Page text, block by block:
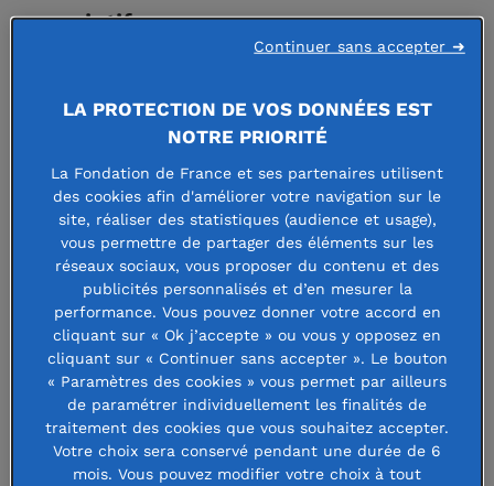
associatif.
des associations (RNMA) et Hexopée viennent de publier les
résultats de leur deuxième enquête sur la santé financière
des associations menée en septembre*. Comment la
situation a-t-elle évolué depuis la première étude réalisée
Au début de l’année, les associations attendaient encore
des réponses sur leurs financements, mais nos nouvelles
données de septembre confirment une tendance claire : les
financements diminuent, et plus encore les subventions
publiques. Selon notre enquête, 50 % des associations
déclarent avoir vu leurs financements publics diminuer en
2025. Pour une association sur 5, cette baisse a même été
LA PROTECTION DE VOS DONNÉES EST
NOTRE PRIORITÉ
La Fondation de France et ses partenaires utilisent
des cookies afin d'améliorer votre navigation sur le
site, réaliser des statistiques (audience et usage),
vous permettre de partager des éléments sur les
réseaux sociaux, vous proposer du contenu et des
publicités personnalisés et d’en mesurer la
performance. Vous pouvez donner votre accord en
cliquant sur « Ok j’accepte » ou vous y opposez en
cliquant sur « Continuer sans accepter ». Le bouton
« Paramètres des cookies » vous permet par ailleurs
de paramétrer individuellement les finalités de
traitement des cookies que vous souhaitez accepter.
Votre choix sera conservé pendant une durée de 6
mois. Vous pouvez modifier votre choix à tout
Continuer sans accepter ➜